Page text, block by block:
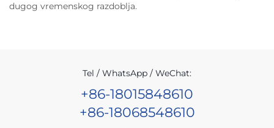
dugog vremenskog razdoblja.
Tel / WhatsApp / WeChat:
+86-18015848610
+86-18068548610